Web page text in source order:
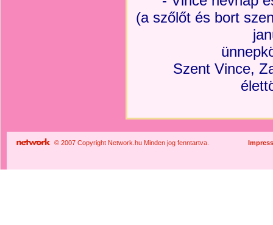
(a szőlőt és bort
Szent Vince,
© 2007 Copyright Network.hu Minden jog fenntartva.